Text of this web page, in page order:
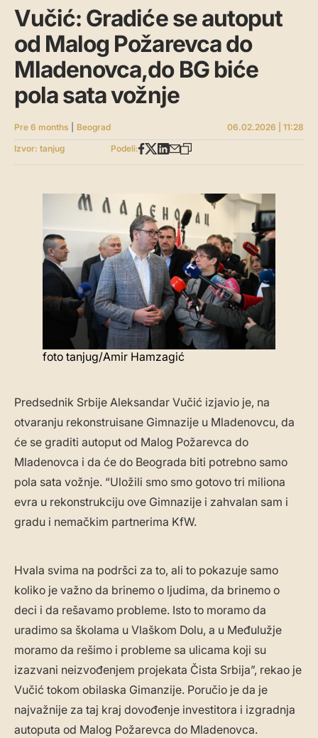
Vučić: Gradiće se autoput
od Malog Požarevca do
Mladenovca,do BG biće
pola sata vožnje
Pre 6 months Beograd
06.02.2026 | 11:28
Izvor: tanjug
Podeli:
foto tanjug/Amir Hamzagić
Predsednik Srbije Aleksandar Vučić izjavio je, na
otvaranju rekonstruisane Gimnazije u Mladenovcu, da
će se graditi autoput od Malog Požarevca do
Mladenovca i da će do Beograda biti potrebno samo
pola sata vožnje. “Uložili smo smo gotovo tri miliona
evra u rekonstrukciju ove Gimnazije i zahvalan sam i
gradu i nemačkim partnerima KfW.
Hvala svima na podršci za to, ali to pokazuje samo
koliko je važno da brinemo o ljudima, da brinemo o
deci i da rešavamo probleme. Isto to moramo da
uradimo sa školama u Vlaškom Dolu, a u Međulužje
moramo da rešimo i probleme sa ulicama koji su
izazvani neizvođenjem projekata Čista Srbija”, rekao je
Vučić tokom obilaska Gimanzije. Poručio je da je
najvažnije za taj kraj dovođenje investitora i izgradnja
autoputa od Malog Požarevca do Mladenovca.